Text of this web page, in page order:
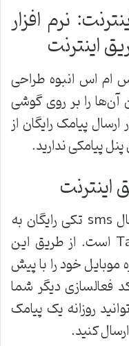
نرم افزار
اینترنت
ام اس انبوه طراحی
آن‌ها را بر روی گوشی
پیامک رایگان از
پیامکی ندارید.
اینترنت
یکی از جذاب‌ترین روش برای ارسال sms تکی رایگان به
تمام دنیا وبسایت Talksms.com است. از طریق این
خود را با پیش
کد فعالسازی دیگر شما
روزانه یک پیامک
کنید.